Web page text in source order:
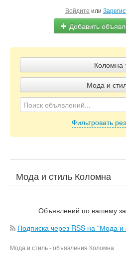
Войдите или
Добавить
Блог
Коломна
Мода и
Фильтровать
Мода и стиль Коломна
Объявлений по вашему
Подписка через RSS на "Мода и
Мода и стиль - объявления Коломна